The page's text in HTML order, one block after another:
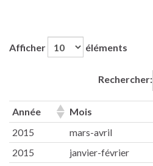
Afficher éléments
Rechercher:
Année Mois
2015
mars-avril
2015
janvier-février